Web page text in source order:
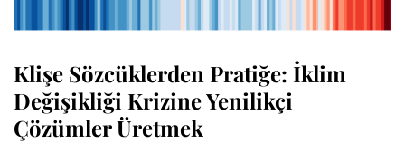
Klişe Sözcüklerden Pratiğe: İklim
Değişikliği Krizine Yenilikçi
Çözümler Üretmek